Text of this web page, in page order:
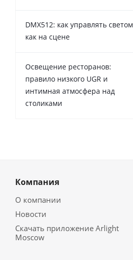
DMX512: как управлять светом
как на сцене
Освещение ресторанов:
правило низкого UGR и
интимная атмосфера над
столиками
Компания
О компании
Новости
Скачать приложение Arlight
Moscow